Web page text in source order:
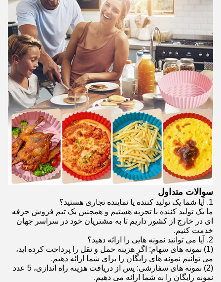
سوالات متداول
1. آیا شما یک تولید کننده یا نماینده تجاری هستید؟
ما یک تولید کننده با تجربه هستیم و همچنین یک تیم فروش حرفه
ای در خارج از کشور داریم تا به مشتریان خود در سراسر جهان
خدمت کنیم.
2. آیا می توانید نمونه هایی را ارائه دهید؟
(1) نمونه های سهام: اگر هزینه حمل و نقل را پرداخت کرده اید،
می توانیم نمونه های رایگان را برای شما ارائه دهیم.
(2) نمونه های سفارشی: پس از دریافت هزینه راه اندازی، 5 عدد
نمونه رایگان را به شما ارائه می دهیم.